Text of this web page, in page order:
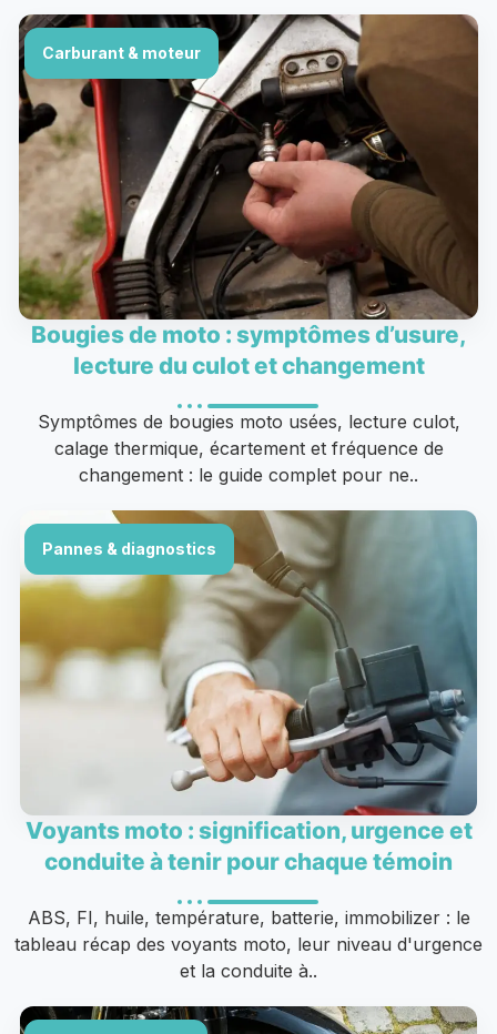
Carburant & moteur
Bougies de moto : symptômes d’usure,
lecture du culot et changement
Symptômes de bougies moto usées, lecture culot,
calage thermique, écartement et fréquence de
changement : le guide complet pour ne..
Pannes & diagnostics
Voyants moto : signification, urgence et
conduite à tenir pour chaque témoin
ABS, FI, huile, température, batterie, immobilizer : le
tableau récap des voyants moto, leur niveau d'urgence
et la conduite à..